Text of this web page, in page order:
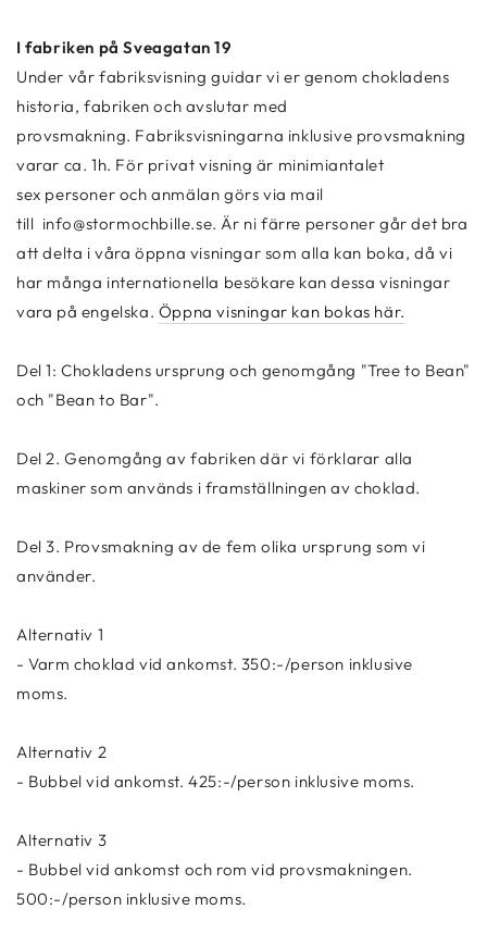
I fabriken på Sveagatan 19
Under vår fabriksvisning guidar vi er genom chokladens
historia, fabriken och avslutar med
provsmakning. Fabriksvisningarna inklusive provsmakning
varar ca. 1h. För privat visning är minimiantalet
sex personer och anmälan görs via mail
till info@stormochbille.se. Är ni färre personer går det bra
att delta i våra öppna visningar som alla kan boka, då vi
har många internationella besökare kan dessa visningar
vara på engelska. Öppna visningar kan bokas här.
Del 1: Chokladens ursprung och genomgång "Tree to Bean"
och "Bean to Bar".
Del 2. Genomgång av fabriken där vi förklarar alla
maskiner som används i framställningen av choklad.
Del 3. Provsmakning av de fem olika ursprung som vi
använder.
Alternativ 1
- Varm choklad vid ankomst. 350:-/person inklusive
moms.
Alternativ 2
- Bubbel vid ankomst. 425:-/person inklusive moms.
Alternativ 3
- Bubbel vid ankomst och rom vid provsmakningen.
500:-/person inklusive moms.